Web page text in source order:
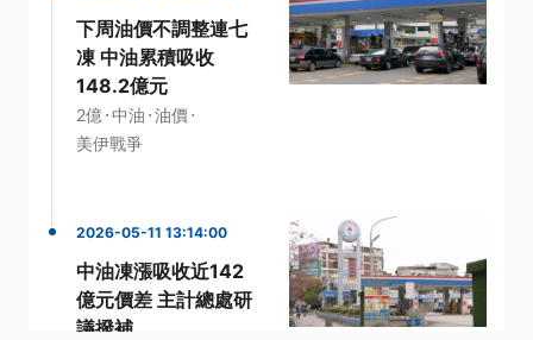
下周油價不調整連七
凍 中油累積吸收
148.2億元
2億·中油 ·油價 ·
美伊戰爭
2026-05-11 13:14:00
中油凍漲吸收近142
億元價差 主計總處研
議撥補